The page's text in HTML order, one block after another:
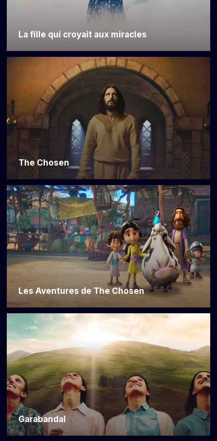
La fille qui croyait aux miracles
The Chosen
Les Aventures de The Chosen
Garabandal